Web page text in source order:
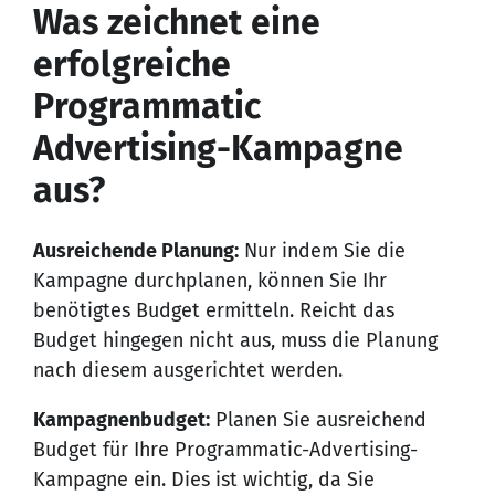
Was zeichnet eine
erfolgreiche
Programmatic
Advertising-Kampagne
aus?
Ausreichende Planung: Nur indem Sie die
Kampagne durchplanen, können Sie Ihr
benötigtes Budget ermitteln. Reicht das
Budget hingegen nicht aus, muss die Planung
nach diesem ausgerichtet werden.
Kampagnenbudget: Planen Sie ausreichend
Budget für Ihre Programmatic-Advertising-
Kampagne ein. Dies ist wichtig, da Sie